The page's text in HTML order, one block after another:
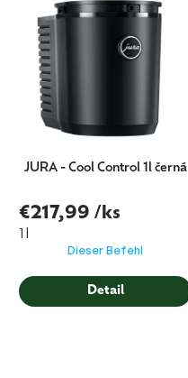
JURA - Cool Control 1l černá
€217,99 /ks
1 l
Dieser Befehl
Detail